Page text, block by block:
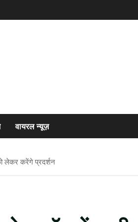
वायरल न्यूज़
लेकर करेंगे प्रदर्शन